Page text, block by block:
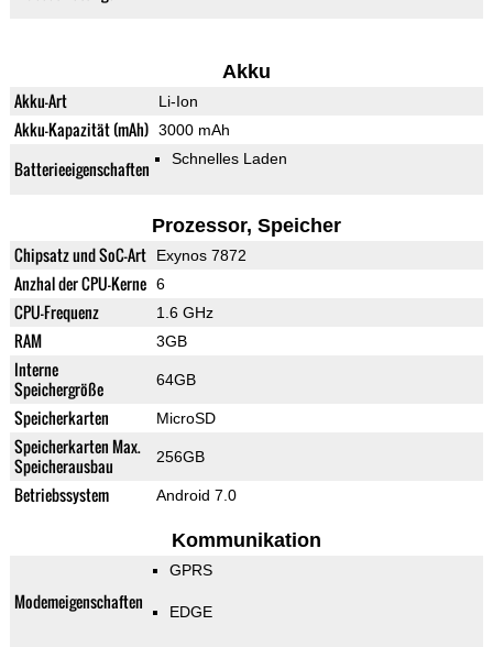
Akku
Akku-Art Li-Ion
Akku-Kapazität (mAh) 3000 mAh
Batterieeigenschaften Schnelles Laden
Prozessor, Speicher
Chipsatz und SoC-Art Exynos 7872
Anzhal der CPU-Kerne 6
CPU-Frequenz 1.6 GHz
RAM 3GB
Interne
Speichergröße
64GB
Speicherkarten MicroSD
Speicherkarten Max.
Speicherausbau
256GB
Betriebssystem Android 7.0
Kommunikation
Modemeigenschaften
GPRS
EDGE